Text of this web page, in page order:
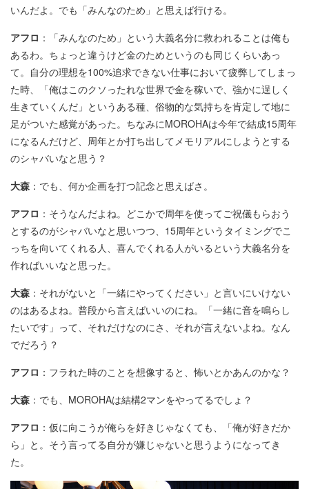
いんだよ。でも「みんなのため」と思えば行ける。
アフロ ：「みんなのため」という大義名分に救われることは俺も
あるわ。ちょっと違うけど金のためというのも同じくらいあっ
て。自分の理想を100%追求できない仕事において疲弊してしまっ
た時、「俺はこのクソったれな世界で金を稼いで、強かに逞しく
生きていくんだ」というある種、俗物的な気持ちを肯定して地に
足がついた感覚があった。ちなみにMOROHAは今年で結成15周年
になるんだけど、周年とか打ち出してメモリアルにしようとする
のシャバいなと思う？
大森 ：でも、何か企画を打つ記念と思えばさ。
アフロ ：そうなんだよね。どこかで周年を使ってご祝儀もらおう
とするのがシャバいなと思いつつ、15周年というタイミングでこ
っちを向いてくれる人、喜んでくれる人がいるという大義名分を
作ればいいなと思った。
大森 ：それがないと「一緒にやってください」と言いにいけない
のはあるよね。普段から言えばいいのにね。「一緒に音を鳴らし
たいです」って、それだけなのにさ、それが言えないよね。なん
でだろう？
アフロ ：フラれた時のことを想像すると、怖いとかあんのかな？
大森 ：でも、MOROHAは結構2マンをやってるでしょ？
アフロ ：仮に向こうが俺らを好きじゃなくても、「俺が好きだか
ら」と。そう言ってる自分が嫌じゃないと思うようになってき
た。